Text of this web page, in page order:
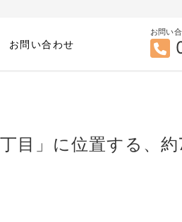
お問い合わせ
お問い
目」に位置する、